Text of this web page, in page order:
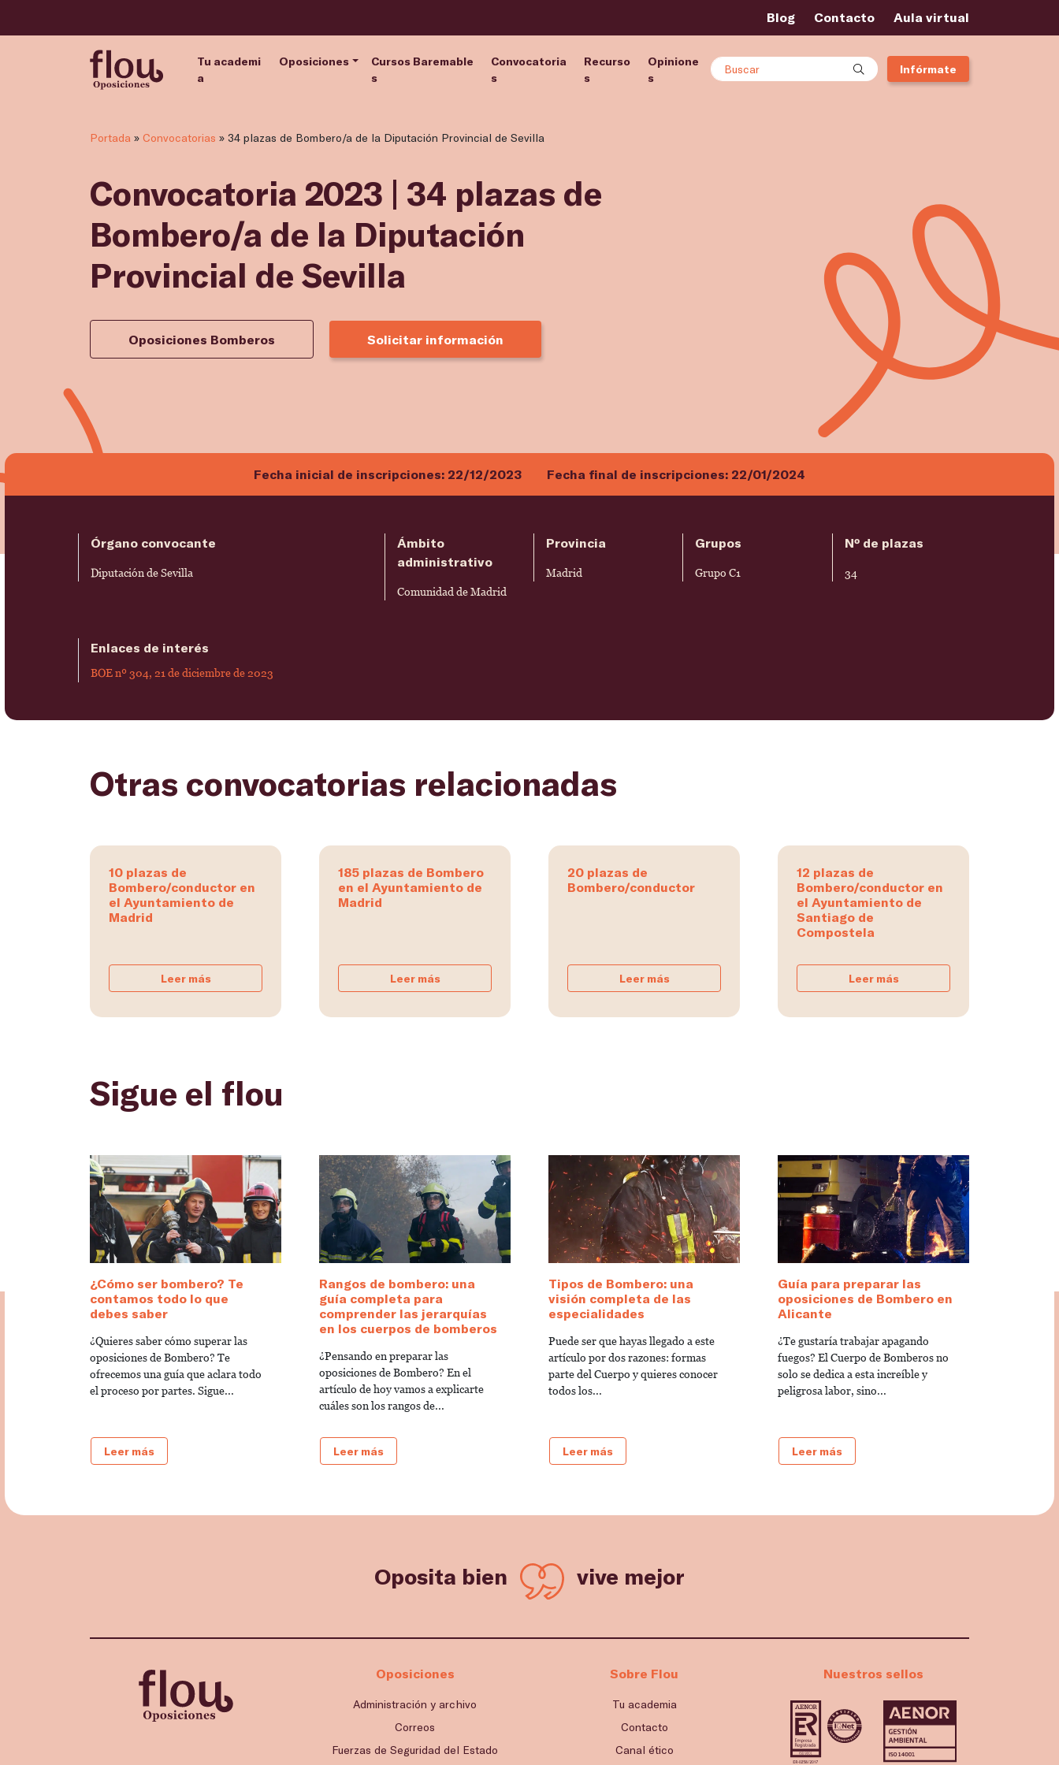
Blog Contacto Aula virtual
Tu academi
a
Oposiciones
Cursos Baremable
s
Convocatoria
s
Recurso
s
Opinione
s
Buscar Infórmate
Portada » Convocatorias » 34 plazas de Bombero/a de la Diputación Provincial de Sevilla
Convocatoria 2023 | 34 plazas de
Bombero/a de la Diputación
Provincial de Sevilla
Oposiciones Bomberos Solicitar información
Fecha inicial de inscripciones: 22/12/2023 Fecha final de inscripciones: 22/01/2024
Órgano convocante
Diputación de Sevilla
Ámbito
administrativo
Comunidad de Madrid
Provincia
Madrid
Grupos
Grupo C1
Nº de plazas
34
Enlaces de interés
BOE nº 304, 21 de diciembre de 2023
Otras convocatorias relacionadas
10 plazas de
Bombero/conductor en
el Ayuntamiento de
Madrid
Leer más
185 plazas de Bombero
en el Ayuntamiento de
Madrid
Leer más
20 plazas de
Bombero/conductor
Leer más
12 plazas de
Bombero/conductor en
el Ayuntamiento de
Santiago de
Compostela
Leer más
Sigue el flou
¿Cómo ser bombero? Te
contamos todo lo que
debes saber
¿Quieres saber cómo superar las
oposiciones de Bombero? Te
ofrecemos una guía que aclara todo
el proceso por partes. Sigue...
Leer más
Rangos de bombero: una
guía completa para
comprender las jerarquías
en los cuerpos de bomberos
¿Pensando en preparar las
oposiciones de Bombero? En el
artículo de hoy vamos a explicarte
cuáles son los rangos de...
Leer más
Tipos de Bombero: una
visión completa de las
especialidades
Puede ser que hayas llegado a este
artículo por dos razones: formas
parte del Cuerpo y quieres conocer
todos los...
Leer más
Guía para preparar las
oposiciones de Bombero en
Alicante
¿Te gustaría trabajar apagando
fuegos? El Cuerpo de Bomberos no
solo se dedica a esta increíble y
peligrosa labor, sino...
Leer más
Oposita bien vive mejor
Oposiciones
Administración y archivo
Correos
Fuerzas de Seguridad del Estado
Sobre Flou
Tu academia
Contacto
Canal ético
Nuestros sellos